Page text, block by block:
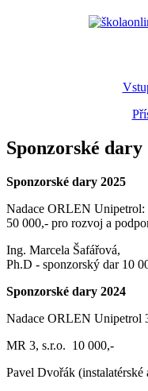
Sponzorské dary
Sponzorské dary 2025
Nadace ORLEN Unipetrol:
50 000,- pro rozvoj a
Ing. Marcela Šafářová,
Ph.D - sponzorský dar 10
Sponzorské dary 2024
Nadace ORLEN Unipetrol
MR 3, s.r.o. 10 000,-
Pavel Dvořák (instalatérské